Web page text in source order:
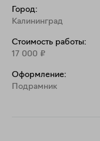
Город:
Калининград
Стоимость работы:
17 000 ₽
Оформление:
Подрамник